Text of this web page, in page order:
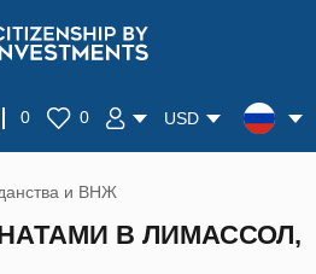
0 0 USD
и ВНЖ
В ЛИМАССОЛ,